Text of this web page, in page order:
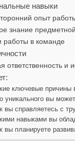
навыки
опыт
знание
работы в команде
ответственность и
ключевые причины
уникального вы
вы справляетесь с
навыками вы
вы планируете